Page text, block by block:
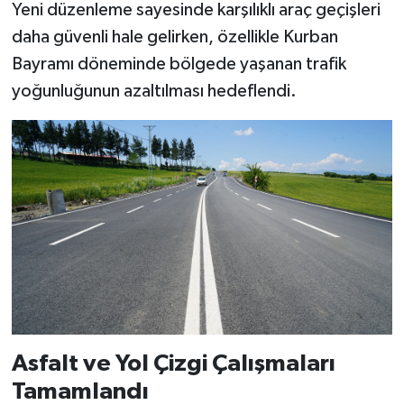
Yeni düzenleme sayesinde karşılıklı araç geçişleri
daha güvenli hale gelirken, özellikle Kurban
Bayramı döneminde bölgede yaşanan trafik
yoğunluğunun azaltılması hedeflendi.
Asfalt ve Yol Çizgi Çalışmaları
Tamamlandı
ASAYİŞ
SEÇİM 2015
ÇEVRE
BİLİM VE TEKNOLOJİ
YARIŞMALAR
TANITIM